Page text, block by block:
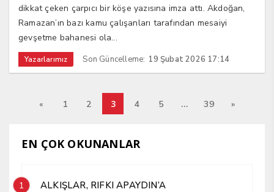
dikkat çeken çarpıcı bir köşe yazısına imza attı. Akdoğan,
Ramazan’ın bazı kamu çalışanları tarafından mesaiyi
gevşetme bahanesi ola...
Yazarlarımız Son Güncelleme: 19 Şubat 2026 17:14
« 1 2 3 4 5 … 39 »
EN ÇOK OKUNANLAR
1 ALKIŞLAR, RIFKI APAYDIN’A